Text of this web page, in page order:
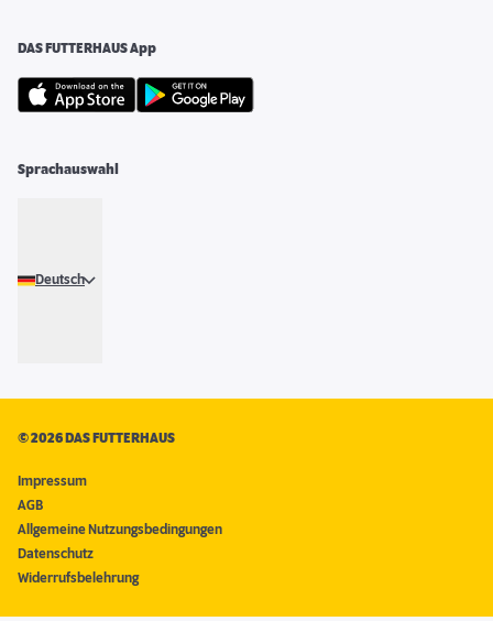
DAS FUTTERHAUS App
Sprachauswahl
Deutsch
©2026 DAS FUTTERHAUS
Impressum
AGB
Allgemeine Nutzungsbedingungen
Datenschutz
Widerrufsbelehrung